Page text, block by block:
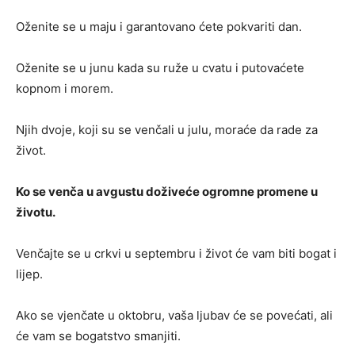
Oženite se u maju i garantovano ćete pokvariti dan.
Oženite se u junu kada su ruže u cvatu i putovaćete
kopnom i morem.
Njih dvoje, koji su se venčali u julu, moraće da rade za
život.
Ko se venča u avgustu doživeće ogromne promene u
životu.
Venčajte se u crkvi u septembru i život će vam biti bogat i
lijep.
Ako se vjenčate u oktobru, vaša ljubav će se povećati, ali
će vam se bogatstvo smanjiti.